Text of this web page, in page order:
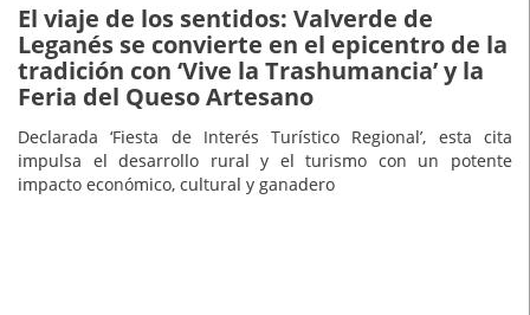
El viaje de los sentidos: Valverde de
Leganés se convierte en el epicentro de la
tradición con ‘Vive la Trashumancia’ y la
Feria del Queso Artesano
Declarada ‘Fiesta de Interés Turístico Regional’, esta cita
impulsa el desarrollo rural y el turismo con un potente
impacto económico, cultural y ganadero